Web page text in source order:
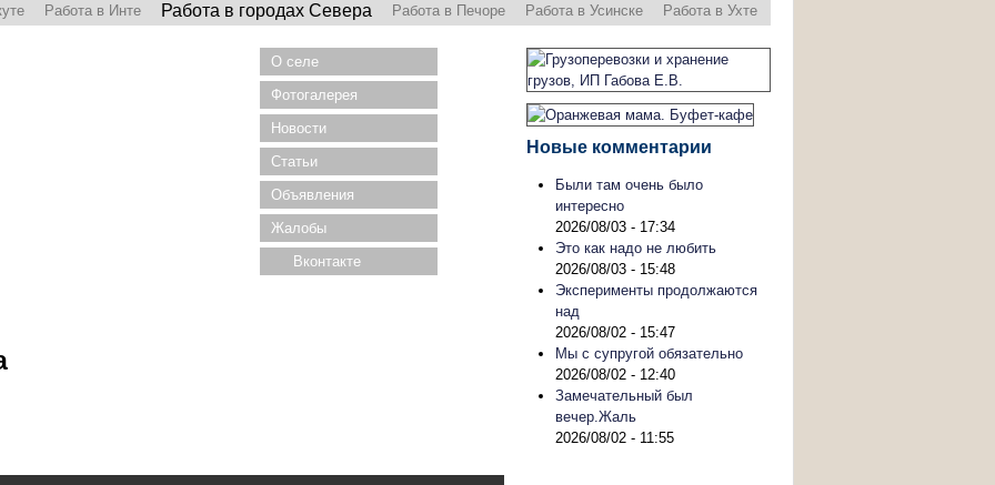
Работа в Инте Работа в городах Севера Работа в Печоре Работа в Усинске Работа в Ухте
О селе
Фотогалерея
Новости
Статьи
Объявления
Жалобы
Вконтакте
Новые комментарии
Были там очень было
интересно
2026/08/03 - 17:34
Это как надо не любить
2026/08/03 - 15:48
Эксперименты продолжаются
над
2026/08/02 - 15:47
Мы с супругой обязательно
2026/08/02 - 12:40
Замечательный был
вечер.Жаль
2026/08/02 - 11:55